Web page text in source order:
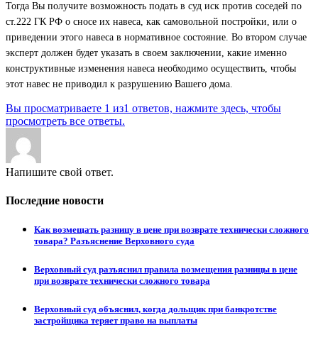
Тогда Вы получите возможность подать в суд иск против соседей по
ст.222 ГК РФ о сносе их навеса, как самовольной постройки, или о
приведении этого навеса в нормативное состояние. Во втором случае
эксперт должен будет указать в своем заключении, какие именно
конструктивные изменения навеса необходимо осуществить, чтобы
этот навес не приводил к разрушению Вашего дома.
Вы просматриваете 1 из1 ответов, нажмите здесь, чтобы
просмотреть все ответы.
Напишите свой ответ.
Последние новости
Как возмещать разницу в цене при возврате технически сложного
товара? Разъяснение Верховного суда
Верховный суд разъяснил правила возмещения разницы в цене
при возврате технически сложного товара
Верховный суд объяснил, когда дольщик при банкротстве
застройщика теряет право на выплаты